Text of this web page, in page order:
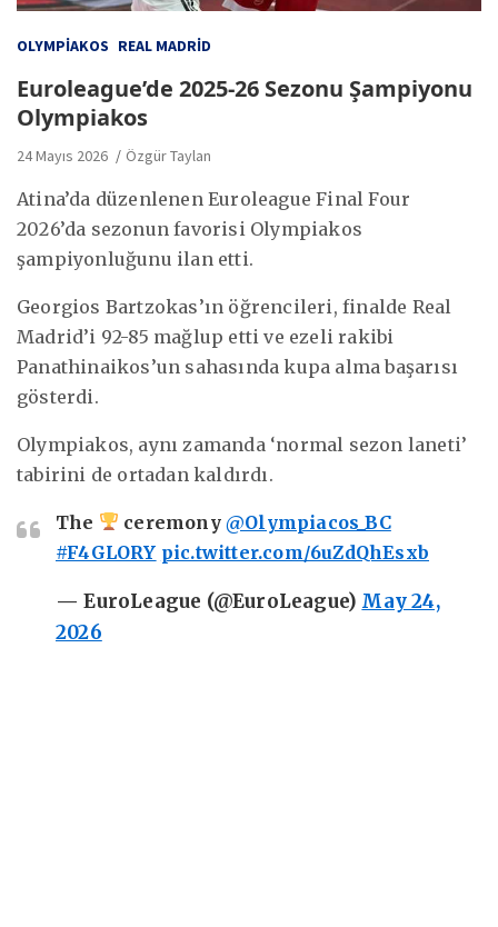
OLYMPIAKOS REAL MADRID
Euroleague’de 2025-26 Sezonu Şampiyonu
Olympiakos
24 Mayıs 2026 Özgür Taylan
Atina’da düzenlenen Euroleague Final Four
2026’da sezonun favorisi Olympiakos
şampiyonluğunu ilan etti.
Georgios Bartzokas’ın öğrencileri, finalde Real
Madrid’i 92-85 mağlup etti ve ezeli rakibi
Panathinaikos’un sahasında kupa alma başarısı
gösterdi.
Olympiakos, aynı zamanda ‘normal sezon laneti’
tabirini de ortadan kaldırdı.
The ceremony@Olympiacos_BC
#F4GLORY pic.twitter.com/6uZdQhEsxb
— EuroLeague (@EuroLeague) May 24,
2026